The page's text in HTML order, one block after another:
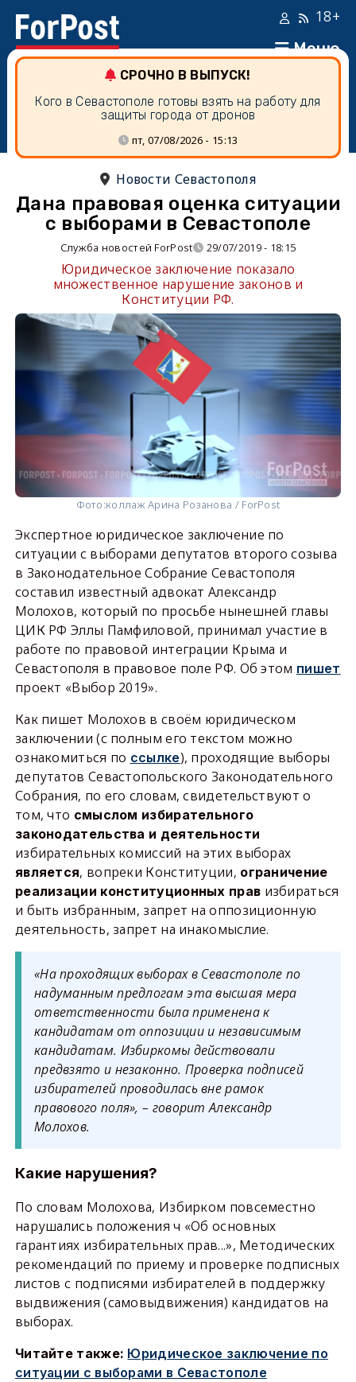
Меню
18+
СРОЧНО В ВЫПУСК!
Кого в Севастополе готовы взять на работу для
защиты города от дронов
пт, 07/08/2026 - 15:13
Новости Севастополя
Дана правовая оценка ситуации
с выборами в Севастополе
Служба новостей ForPost 29/07/2019 - 18:15
Юридическое заключение показало
множественное нарушение законов и
Конституции РФ.
Фото:коллаж Арина Розанова / ForPost
Экспертное юридическое заключение по
ситуации с выборами депутатов второго созыва
в Законодательное Собрание Севастополя
составил известный адвокат Александр
Молохов, который по просьбе нынешней главы
ЦИК РФ Эллы Памфиловой, принимал участие в
работе по правовой интеграции Крыма и
Севастополя в правовое поле РФ. Об этом пишет
проект «Выбор 2019».
Как пишет Молохов в своём юридическом
заключении (с полным его текстом можно
ознакомиться по ссылке), проходящие выборы
депутатов Севастопольского Законодательного
Собрания, по его словам, свидетельствуют о
том, что смыслом избирательного
законодательства и деятельности
избирательных комиссий на этих выборах
является, вопреки Конституции, ограничение
реализации конституционных прав избираться
и быть избранным, запрет на оппозиционную
деятельность, запрет на инакомыслие.
«На проходящих выборах в Севастополе по
надуманным предлогам эта высшая мера
ответственности была применена к
кандидатам от оппозиции и независимым
кандидатам. Избиркомы действовали
предвзято и незаконно. Проверка подписей
избирателей проводилась вне рамок
правового поля», – говорит Александр
Молохов.
Какие нарушения?
По словам Молохова, Избирком повсеместно
нарушались положения ч «Об основных
гарантиях избирательных прав...», Методических
рекомендаций по приему и проверке подписных
листов с подписями избирателей в поддержку
выдвижения (самовыдвижения) кандидатов на
выборах.
Читайте также: Юридическое заключение по
ситуации с выборами в Севастополе